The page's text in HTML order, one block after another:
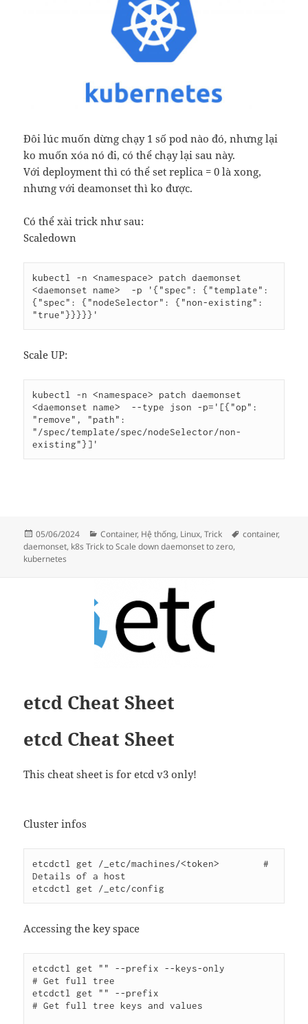
Đôi lúc muốn dừng chạy 1 số pod nào đó, nhưng lại
ko muốn xóa nó đi, có thể chạy lại sau này.
Với deployment thì có thể set replica = 0 là xong,
nhưng với deamonset thì ko được.
Có thể xài trick như sau:
Scaledown
kubectl -n <namespace> patch daemonset
<daemonset name>  -p '{"spec": {"template":
{"spec": {"nodeSelector": {"non-existing":
Scale UP:
kubectl -n <namespace> patch daemonset
<daemonset name>  --type json -p='[{"op":
"remove", "path":
"/spec/template/spec/nodeSelector/non-
Đăng
vào
ngày
05/06/2024
Danh
mục
Container, Hệ thống, Linux,Trick Thẻ
container,
daemonset, k8s Trick to Scale down daemonset to zero,
kubernetes
etcd Cheat Sheet
etcd Cheat Sheet
This cheat sheet is for etcd v3 only!
Cluster infos
etcdctl get /_etc/machines/<token>        #
Details of a host
etcdctl get /_etc/config
Accessing the key space
etcdctl get "" --prefix --keys-only
# Get full tree
etcdctl get "" --prefix
# Get full tree keys and values